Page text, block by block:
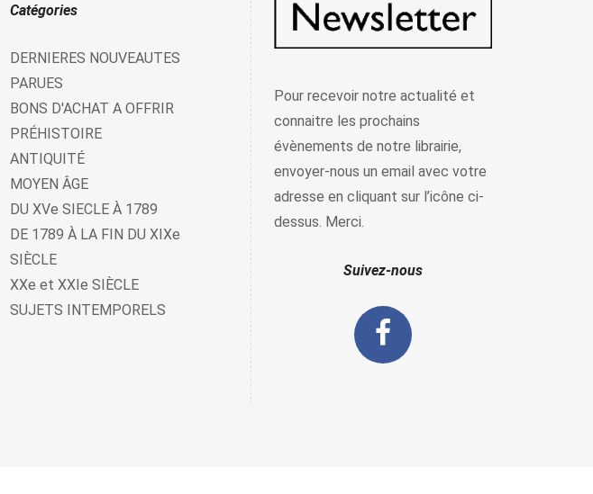
Catégories
DERNIERES NOUVEAUTES
PARUES
BONS D'ACHAT A OFFRIR
PRÉHISTOIRE
ANTIQUITÉ
MOYEN ÂGE
DU XVe SIECLE À 1789
DE 1789 À LA FIN DU XIXe
SIÈCLE
XXe et XXIe SIÈCLE
SUJETS INTEMPORELS
Pour recevoir notre actualité et
connaitre les prochains
évènements de notre librairie,
envoyer-nous un email avec votre
adresse en cliquant sur l’icône ci-
dessus. Merci.
Suivez-nous